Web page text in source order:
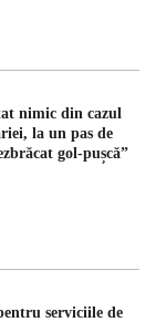
nimic din cazul
la un pas de
gol-pușcă”
serviciile de